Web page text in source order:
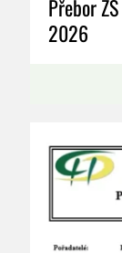
Přebor
2026